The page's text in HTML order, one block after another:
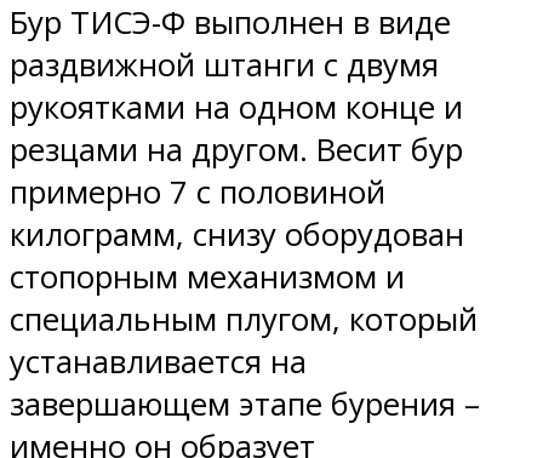
Бур ТИСЭ-Ф выполнен в виде
раздвижной штанги с двумя
рукоятками на одном конце и
резцами на другом. Весит бур
примерно 7 с половиной
килограмм, снизу оборудован
стопорным механизмом и
специальным плугом, который
устанавливается на
завершающем этапе бурения –
именно он образует